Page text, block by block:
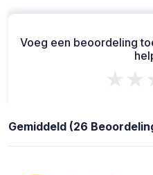
Voeg een beoordeling
Gemiddeld (26